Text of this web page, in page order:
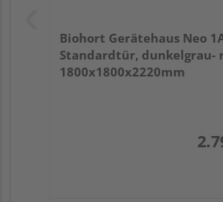
Biohort Gerätehaus Neo
Standardtür, dunkelgrau-
1800x1800x2220mm